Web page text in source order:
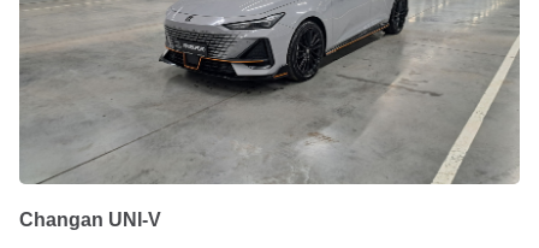
Changan UNI-V